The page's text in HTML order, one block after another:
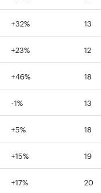
+32% 13
+23% 12
+46% 18
-1% 13
+5% 18
+15% 19
+17% 20